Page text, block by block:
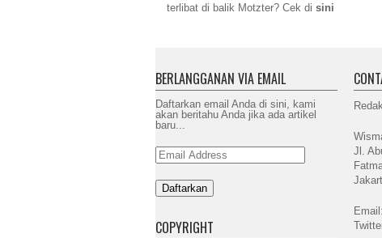
terlibat di balik Motzter? Cek di sini
BERLANGGANAN VIA EMAIL
Daftarkan email Anda di sini, kami
akan beritahu Anda jika ada artikel
baru...
Email
Address
COPYRIGHT
Jl.